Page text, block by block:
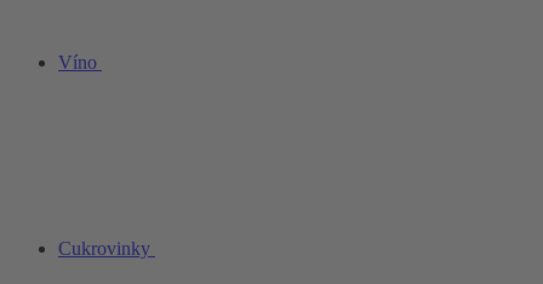
Víno
Cukrovinky